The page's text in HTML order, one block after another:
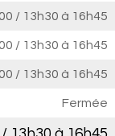
/ 13h30 à 16h45
/ 13h30 à 16h45
/ 13h30 à 16h45
Fermée